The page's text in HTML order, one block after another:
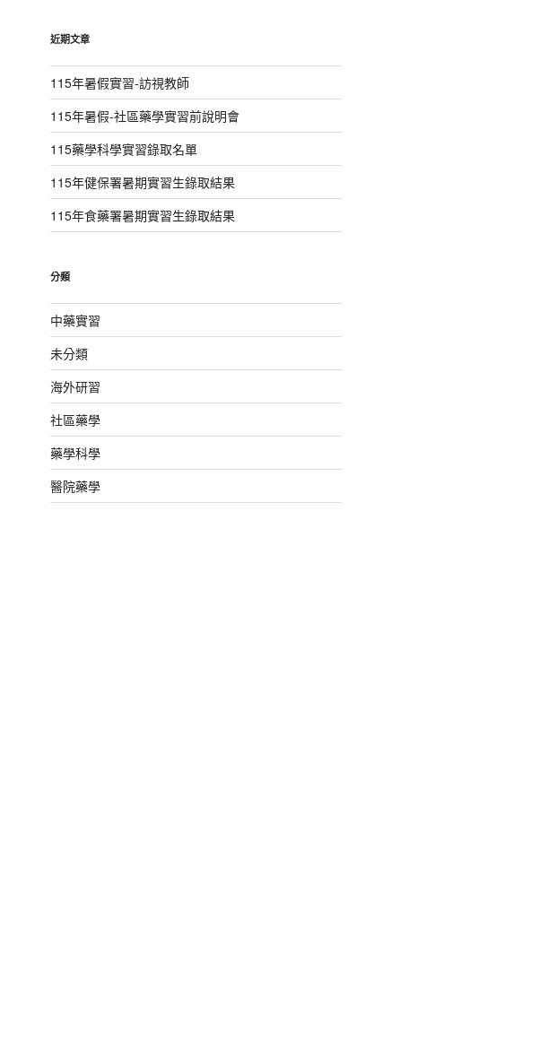
字:
近期文章
115年暑假實習-訪視教師
115年暑假-社區藥學實習前說明會
115藥學科學實習錄取名單
115年健保署暑期實習生錄取結果
115年食藥署暑期實習生錄取結果
分類
中藥實習
未分類
海外研習
社區藥學
藥學科學
醫院藥學